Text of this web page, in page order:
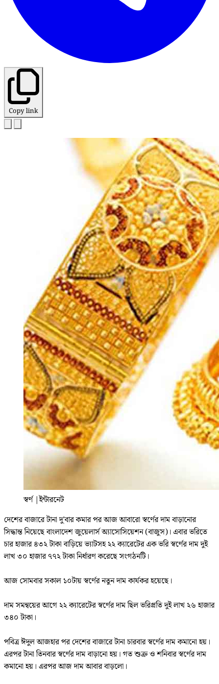
Copy link
স্বর্ণ |ইন্টারনেট
দেশের বাজারে টানা দু'বার কমার পর আজ আবারো স্বর্ণের দাম বাড়ানোর
সিদ্ধান্ত নিয়েছে বাংলাদেশ জুয়েলার্স অ্যাসোসিয়েশন (বাজুস)। এবার ভরিতে
চার হাজার ৪৩২ টাকা বাড়িয়ে ভ্যাটসহ ২২ ক্যারেটের এক ভরি স্বর্ণের দাম দুই
লাখ ৩০ হাজার ৭৭২ টাকা নির্ধারণ করেছে সংগঠনটি।
আজ সোমবার সকাল ১০টায় স্বর্ণের নতুন দাম কার্যকর হয়েছে।
দাম সমন্বয়ের আগে ২২ ক্যারেটের স্বর্ণের দাম ছিল ভরিপ্রতি দুই লাখ ২৬ হাজার
৩৪০ টাকা।
পবিত্র ঈদুল আজহার পর দেশের বাজারে টানা চারবার স্বর্ণের দাম কমানো হয়।
এরপর টানা তিনবার স্বর্ণের দাম বাড়ানো হয়। গত শুক্র ও শনিবার স্বর্ণের দাম
কমানো হয়। এরপর আজ দাম আবার বাড়লো।